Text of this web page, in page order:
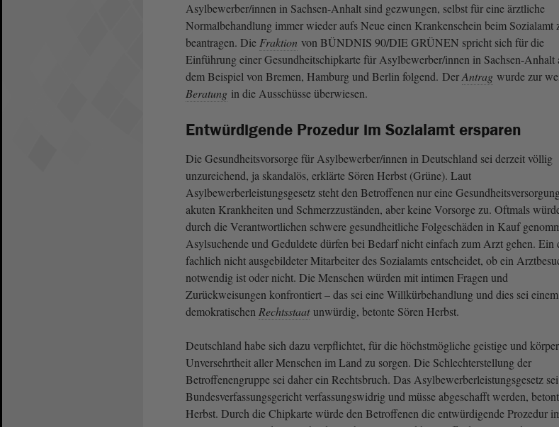
Asylbewerber/innen in Sachsen-Anhalt sind gezwungen, selbst für eine ärztliche
Normalbehandlung immer wieder aufs Neue einen Krankenschein beim Sozialamt
beantragen. Die Fraktion von BÜNDNIS 90/DIE GRÜNEN spricht sich für die
Einführung einer Gesundheitschipkarte für Asylbewerber/innen in Sachsen-Anhalt
dem Beispiel von Bremen, Hamburg und Berlin folgend. DerAntrag wurde zur
Beratung in die Ausschüsse überwiesen.
Entwürdigende Prozedur im Sozialamt ersparen
Die Gesundheitsvorsorge für Asylbewerber/innen in Deutschland sei derzeit völlig
unzureichend, ja skandalös, erklärte Sören Herbst (Grüne). Laut
Asylbewerberleistungsgesetz steht den Betroffenen nur eine
akuten Krankheiten und Schmerzzuständen, aber keine Vorsorge zu. Oftmals
durch die Verantwortlichen schwere gesundheitliche Folgeschäden in Kauf
Asylsuchende und Geduldete dürfen bei Bedarf nicht einfach zum Arzt gehen. Ein
fachlich nicht ausgebildeter Mitarbeiter des Sozialamts entscheidet, ob ein
notwendig ist oder nicht. Die Menschen würden mit intimen Fragen und
Zurückweisungen konfrontiert – das sei eine Willkürbehandlung und dies sei einem
demokratischen Rechtsstaat unwürdig, betonte Sören Herbst.
Deutschland habe sich dazu verpflichtet, für die höchstmögliche geistige und
Unversehrtheit aller Menschen im Land zu sorgen. Die Schlechterstellung der
Betroffenengruppe sei daher ein Rechtsbruch. Das Asylbewerberleistungsgesetz
Bundesverfassungsgericht verfassungswidrig und müsse abgeschafft werden,
Herbst. Durch die Chipkarte würde den Betroffenen die entwürdigende Prozedur